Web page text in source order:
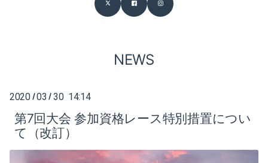
2026-07（1）
2026-05（2）
2026-03（1）
NEWS
2020/03 / 30 14:14
第7回大会 参加資格レース特別措置につい
て（改訂）